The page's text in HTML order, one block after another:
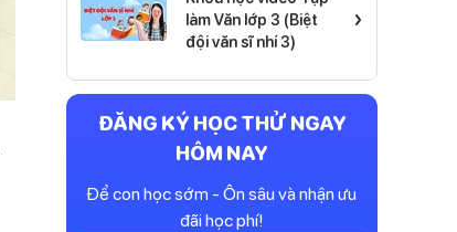
làm Văn lớp 3 (Biệt
đội văn sĩ nhí 3)
›
ĐĂNG KÝ HỌC THỬ NGAY
HÔM NAY
Để con học sớm - Ôn sâu và nhận ưu
đãi học phí!